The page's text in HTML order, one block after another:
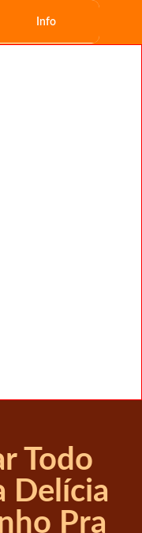
Info
Todo
Delícia
Pra